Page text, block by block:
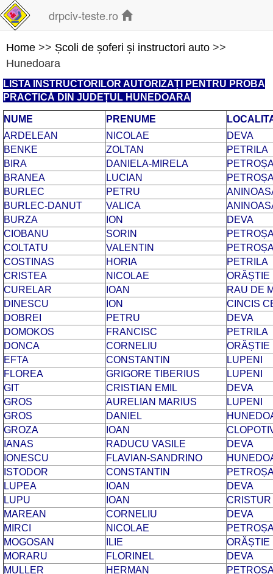
drpciv-teste.ro
Home >> Școli de șoferi și instructori auto >>
Hunedoara
LISTA INSTRUCTORILOR AUTORIZAȚI PENTRU PROBA
PRACTICĂ DIN JUDEȚUL HUNEDOARA
NUME PRENUME
ARDELEAN
NICOLAE
DEVA
BENKE
ZOLTAN
PETRILA
BIRA
DANIELA-MIRELA
BRANEA
LUCIAN
BURLEC
PETRU
BURLEC-DANUT
VALICA
BURZA
ION
DEVA
CIOBANU
SORIN
COLTATU
VALENTIN
COSTINAS
HORIA
PETRILA
CRISTEA
NICOLAE
ORĂȘTIE
CURELAR
IOAN
RAU DE
DINESCU
ION
CINCIS
DOBREI
PETRU
DEVA
DOMOKOS
FRANCISC
PETRILA
DONCA
CORNELIU
ORĂȘTIE
EFTA
CONSTANTIN
LUPENI
FLOREA
GRIGORE TIBERIUS
LUPENI
GIT
CRISTIAN EMIL
DEVA
GROS
AURELIAN MARIUS
LUPENI
GROS
DANIEL
GROZA
IOAN
IANAS
RADUCU VASILE
DEVA
IONESCU
FLAVIAN-SANDRINO
ISTODOR
CONSTANTIN
LUPEA
IOAN
DEVA
LUPU
IOAN
CRISTUR
MAREAN
CORNELIU
DEVA
MIRCI
NICOLAE
MOGOSAN
ILIE
ORĂȘTIE
MORARU
FLORINEL
DEVA
MULLER
HERMAN